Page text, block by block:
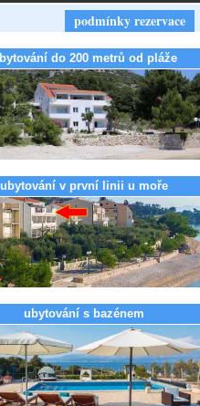
podmínky rezervace
do 200 metrů od pláže
ubytování v první linii u moře
ubytování s bazénem